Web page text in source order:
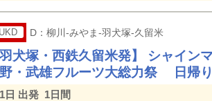
D：柳川-みやま-羽犬塚-久留米
犬塚・西鉄久留米発】 シャイン
・武雄フルーツ大総力祭 日帰り
日 出発 1日間